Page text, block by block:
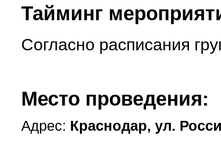
Тайминг
Согласно расписания
Место проведения:
Адрес: Краснодар, ул.